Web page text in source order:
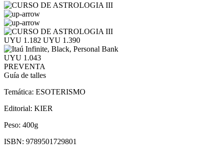
UYU 1.182 UYU 1.390
UYU 1.043
PREVENTA
Guía de talles
Temática: ESOTERISMO
Editorial: KIER
Peso: 400g
ISBN: 9789501729801